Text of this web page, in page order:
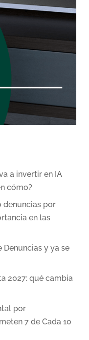
a invertir en IA
cómo?
denuncias por
en las
y ya se
2027: qué cambia
por
7 de Cada 10